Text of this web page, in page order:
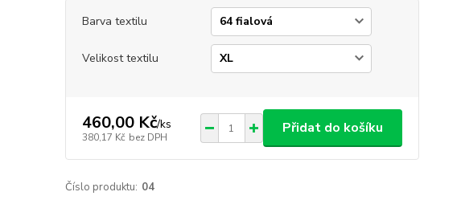
Barva textilu
Velikost textilu
460,00 Kč/ks
380,17 Kč bez DPH
Přidat do košíku
Číslo produktu: 04